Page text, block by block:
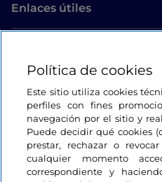
Enlaces útiles
Estamos en contacto
Política de cookies
Este sitio utiliza cookies
perfiles con fines
navegación por el sitio y
Puede decidir qué cookies
prestar, rechazar o
cualquier momento
correspondiente y